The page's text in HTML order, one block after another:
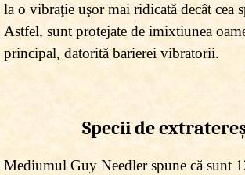
la o vibraţie uşor mai ridicată decât cea
Astfel, sunt protejate de imixtiunea
principal, datorită barierei vibratorii.
Specii de
Mediumul Guy Needler spune că sunt